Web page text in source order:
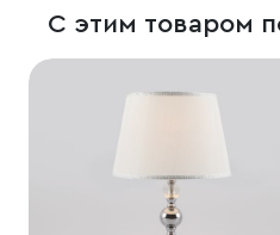
С этим товаром